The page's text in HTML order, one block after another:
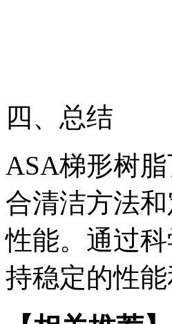
四、总结
ASA梯形树
合清洁方法
性能。通过
持稳定的性